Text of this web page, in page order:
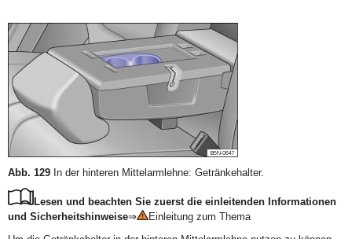
Abb. 129 In der hinteren Mittelarmlehne: Getränkehalter.
Lesen und beachten Sie zuerst die einleitenden Informationen
und Sicherheitshinweise⇒
Einleitung zum Thema